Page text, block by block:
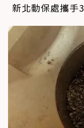
新北動保處攜手